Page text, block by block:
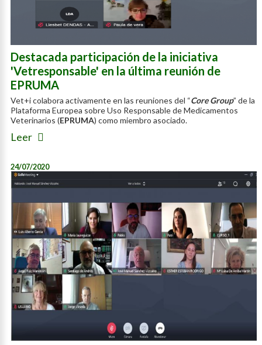
Destacada participación de la iniciativa
'Vetresponsable' en la última reunión de
EPRUMA
Vet+i colabora activamente en las reuniones del “Core Group” de la
Plataforma Europea sobre Uso Responsable de Medicamentos
Veterinarios (EPRUMA) como miembro asociado.
Leer
24/07/2020